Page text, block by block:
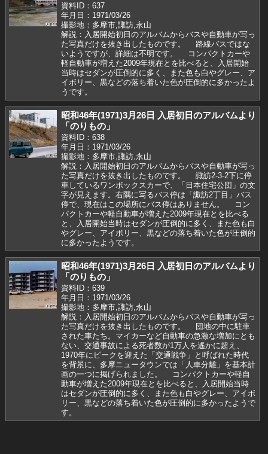
資料ID：637
年月日：1971/03/26
撮影地：多摩市,諏訪,永山
解説：入居開始初日のアルバムからバスや自動車が写っ
た写真だけを抜き出したものです。 路線バスではな
いようですが、詳細は不明です。 コンパクトカーや
軽自動車が増えた2009年現在とを比べると、入居開始
当時はセダンが圧倒的に多く、また色も白やグレー、ア
イボリー、黒などの落ち着いた色が圧倒的に多かったよ
うです。
昭和46年(1971)3月26日 入居初日のアルバムより
「のりもの」
資料ID：638
年月日：1971/03/26
撮影地：多摩市,諏訪,永山
解説：入居開始初日のアルバムからバスや自動車が写っ
た写真だけを抜き出したものです。 諏訪2-3-2下に停
車しているワンボックスカーで、「日本住宅公団」の文
字が見えます。右隅に写るバス停は「諏訪2丁目」バス
停で、現在はこの場所にバス停はありません。 コン
パクトカーや軽自動車が増えた2009年現在とを比べる
と、入居開始当時はセダンが圧倒的に多く、また色も白
やグレー、アイボリー、黒などの落ち着いた色が圧倒的
に多かったようです。
昭和46年(1971)3月26日 入居初日のアルバムより
「のりもの」
資料ID：639
年月日：1971/03/26
撮影地：多摩市,諏訪,永山
解説：入居開始初日のアルバムからバスや自動車が写っ
た写真だけを抜き出したものです。 団地の中に駐車
された車たち。マイカーなど自動車の急激な増加にとも
ない、交通事故による死者数が1万人を遙かに超え、
1970年にピークを迎えた「交通戦争」と呼ばれた時代
を背景に、多摩ニュータウンでは「人車分離」を基本計
画の一つに掲げられました。 コンパクトカーや軽自
動車が増えた2009年現在とを比べると、入居開始当時
はセダンが圧倒的に多く、また色も白やグレー、アイボ
リー、黒などの落ち着いた色が圧倒的に多かったようで
す。